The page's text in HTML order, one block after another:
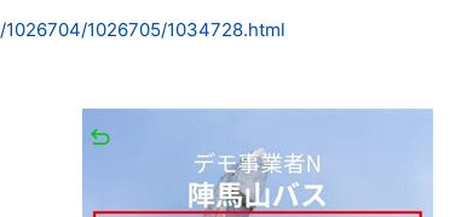
1026705/1034728.html